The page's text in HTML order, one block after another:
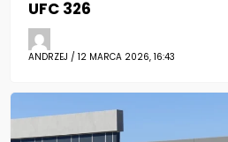
UFC 326
ANDRZEJ / 12 MARCA 2026, 16:43